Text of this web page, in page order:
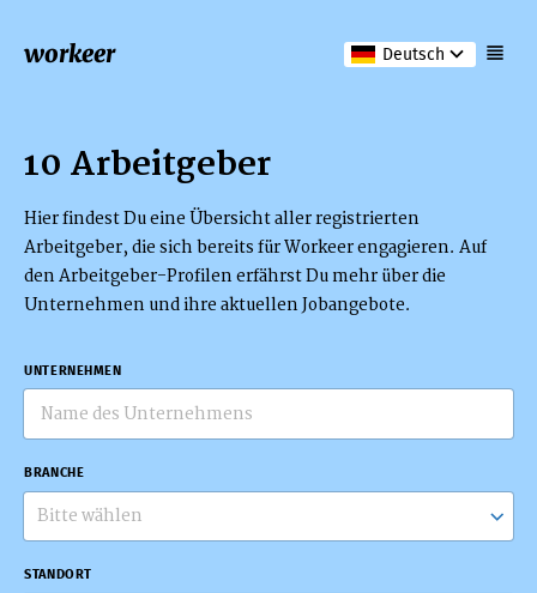
workeer Deutsch
10 Arbeitgeber
Hier findest Du eine Übersicht aller registrierten
Arbeitgeber, die sich bereits für Workeer engagieren. Auf
den Arbeitgeber-Profilen erfährst Du mehr über die
Unternehmen und ihre aktuellen Jobangebote.
UNTERNEHMEN
BRANCHE
Bitte wählen
STANDORT